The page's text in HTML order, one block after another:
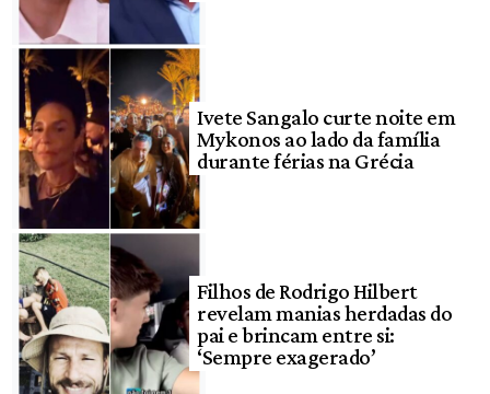
Ivete Sangalo curte noite em
Mykonos ao lado da família
durante férias na Grécia
Filhos de Rodrigo Hilbert
revelam manias herdadas do
pai e brincam entre si:
‘Sempre exagerado’